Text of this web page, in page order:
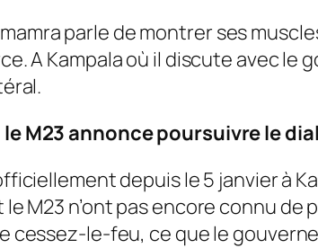
parle de montrer ses
A Kampala où il discute avec
le M23 annonce poursuivre le
depuis le 5 janvier à
M23 n’ont pas encore connu
cessez-le-feu, ce que le